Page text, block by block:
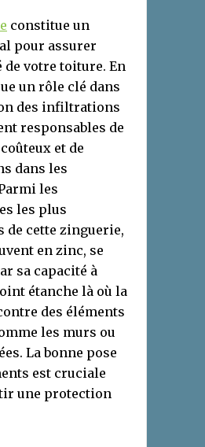
constitue un
pour assurer
de votre toiture. En
un rôle clé dans
des infiltrations
responsables de
et de
dans les
les
les plus
de cette zinguerie,
en zinc, se
sa capacité à
étanche là où la
des éléments
les murs ou
La bonne pose
est cruciale
une protection